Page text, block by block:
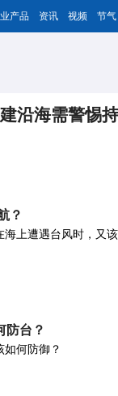
产品 资讯 视频 节气
沿海需警惕
？
上遭遇台风时，又
防台？
何防御？